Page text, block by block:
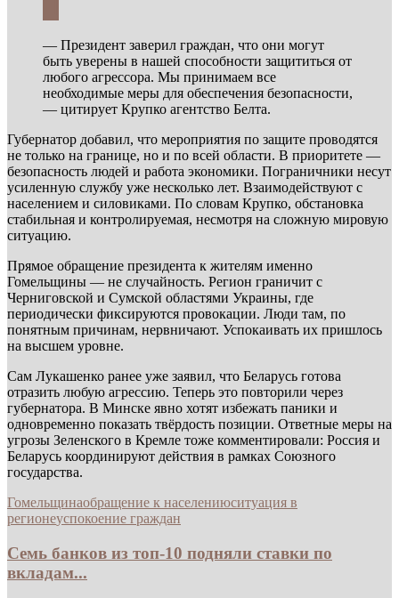
— Президент заверил граждан, что они могут
быть уверены в нашей способности защититься от
любого агрессора. Мы принимаем все
необходимые меры для обеспечения безопасности,
— цитирует Крупко агентство Белта.
Губернатор добавил, что мероприятия по защите проводятся
не только на границе, но и по всей области. В приоритете —
безопасность людей и работа экономики. Пограничники несут
усиленную службу уже несколько лет. Взаимодействуют с
населением и силовиками. По словам Крупко, обстановка
стабильная и контролируемая, несмотря на сложную мировую
ситуацию.
Прямое обращение президента к жителям именно
Гомельщины — не случайность. Регион граничит с
Черниговской и Сумской областями Украины, где
периодически фиксируются провокации. Люди там, по
понятным причинам, нервничают. Успокаивать их пришлось
на высшем уровне.
Сам Лукашенко ранее уже заявил, что Беларусь готова
отразить любую агрессию. Теперь это повторили через
губернатора. В Минске явно хотят избежать паники и
одновременно показать твёрдость позиции. Ответные меры на
угрозы Зеленского в Кремле тоже комментировали: Россия и
Беларусь координируют действия в рамках Союзного
государства.
Гомельщинаобращение к населениюситуация в
регионеуспокоение граждан
Семь банков из топ-10 подняли ставки по
вкладам...